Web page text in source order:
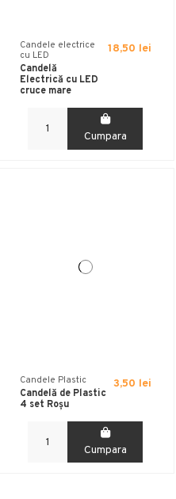
Candele electrice
cu LED
Candelă
Electrică cu LED
cruce mare
18,50 lei
Cumpara
Candele Plastic
Candelă de Plastic
4 set Roșu
3,50 lei
Cumpara